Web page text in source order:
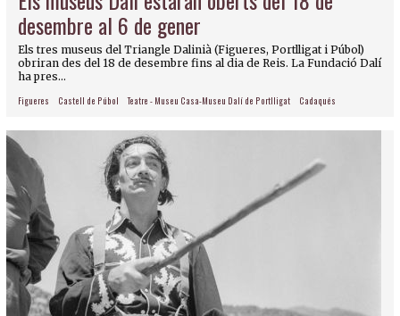
desembre al 6 de gener
Els tres museus del Triangle Dalinià (Figueres, Portlligat i Púbol)
obriran des del 18 de desembre fins al dia de Reis. La Fundació Dalí
ha pres...
Figueres Castell de Púbol Teatre - Museu Casa-Museu Dalí de Portlligat Cadaqués